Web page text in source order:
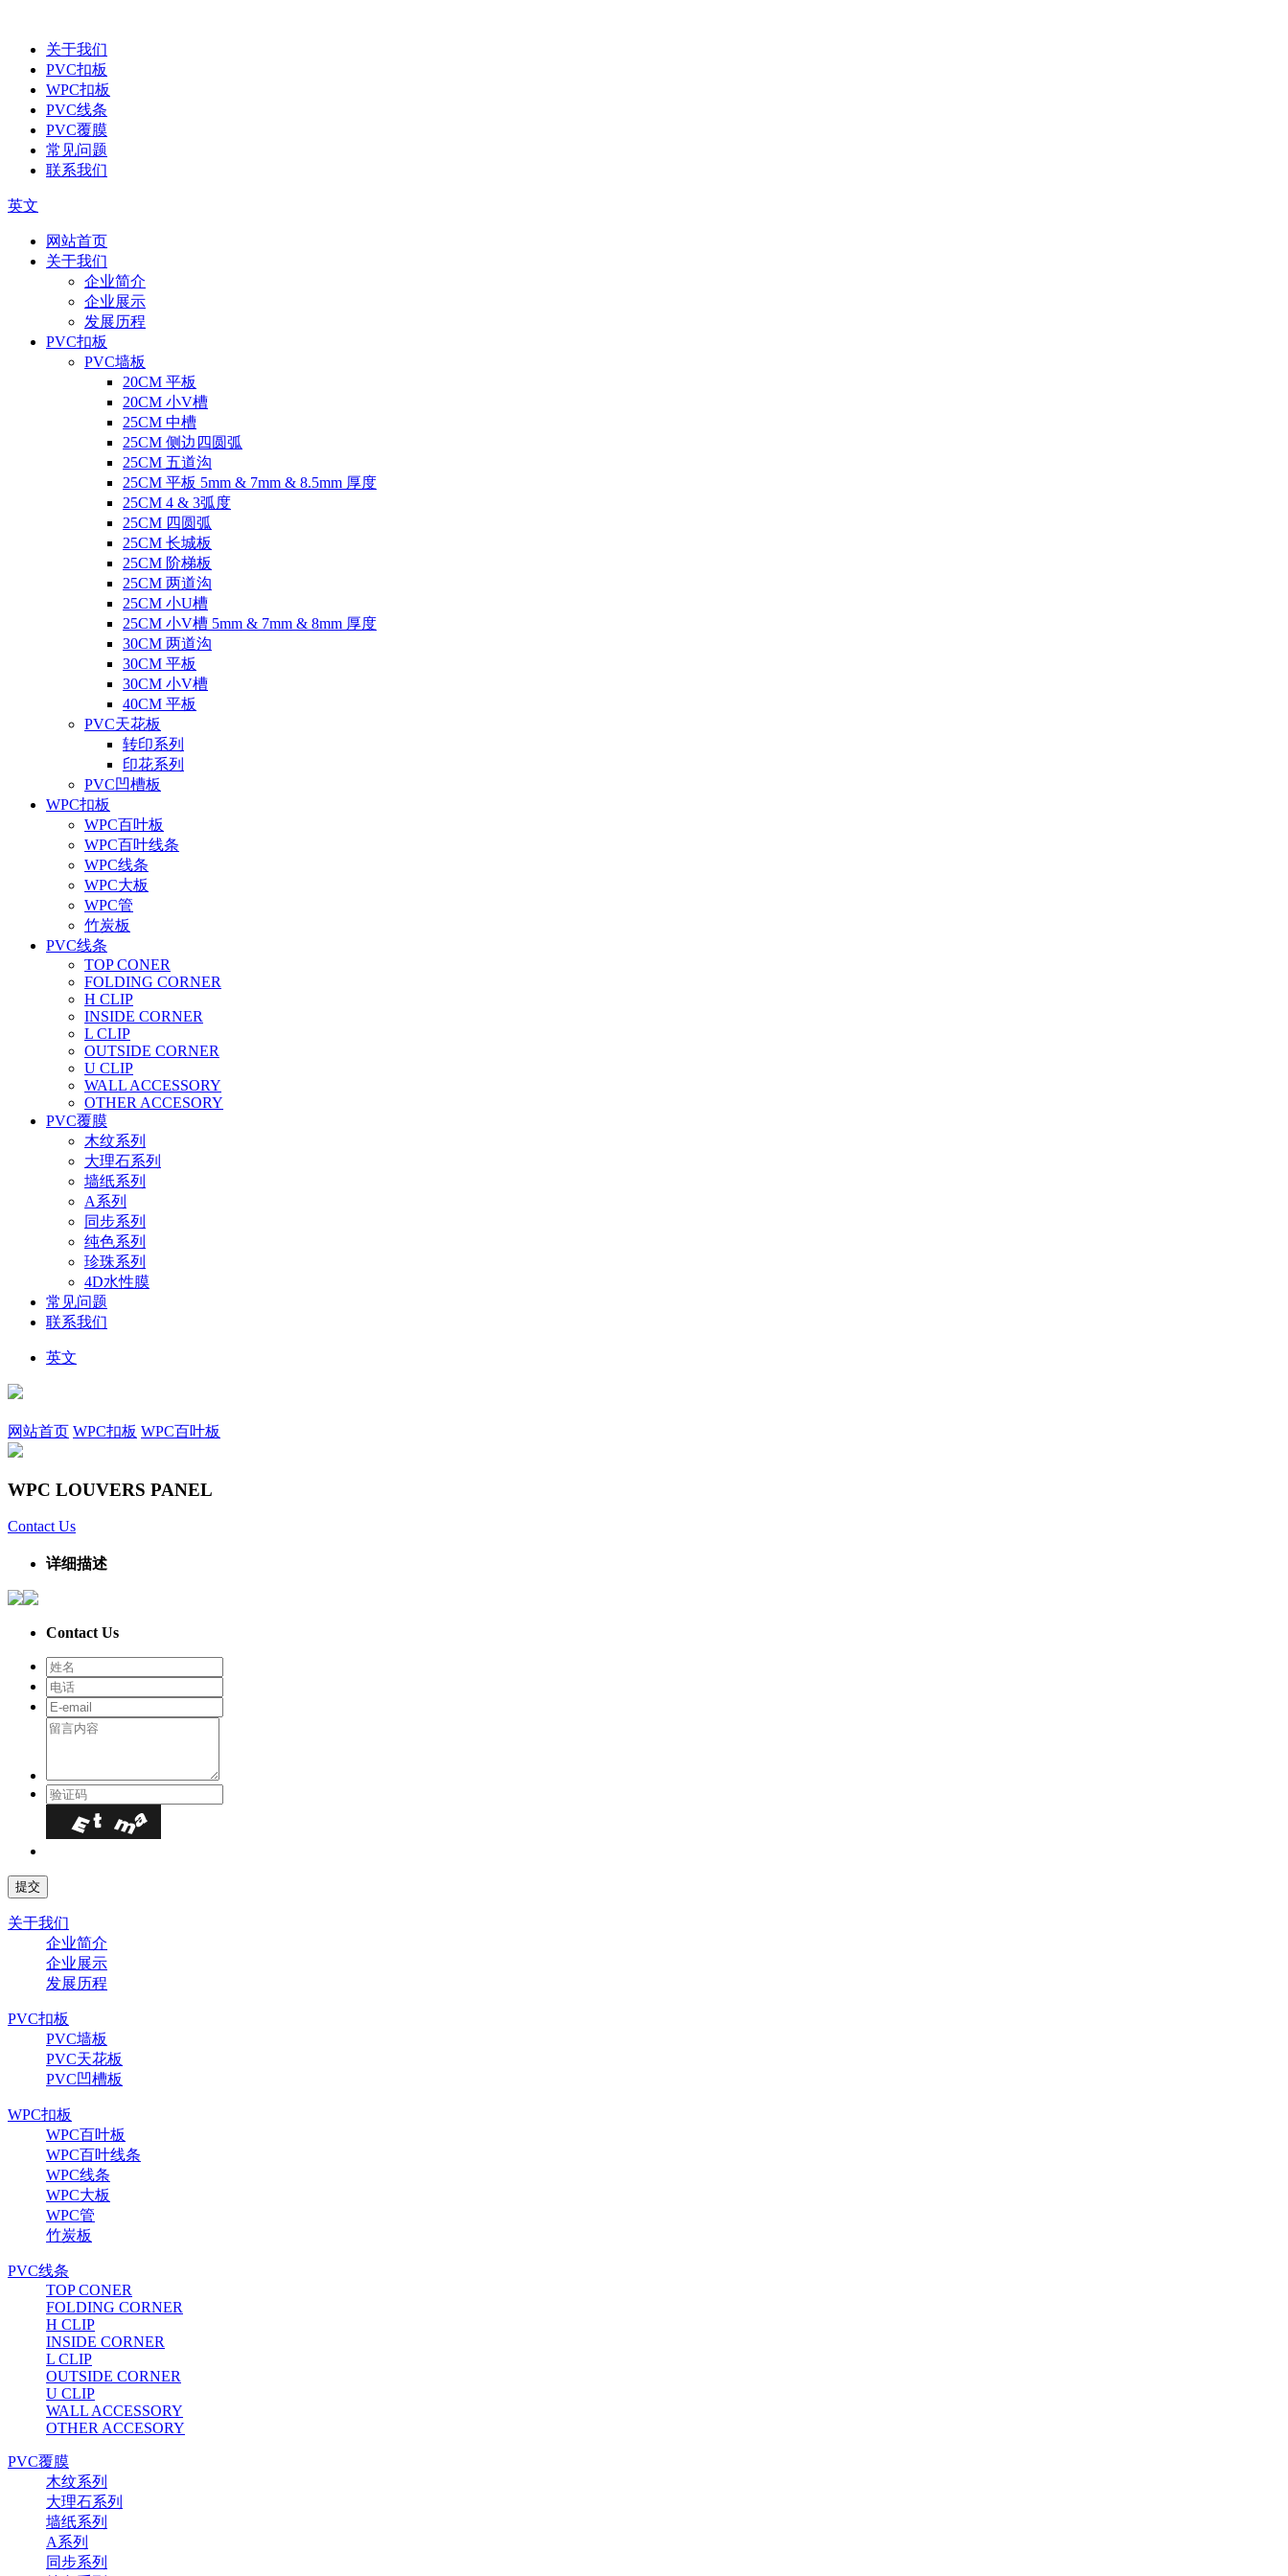
关于我们
PVC扣板
WPC扣板
PVC线条
PVC覆膜
常见问题
联系我们
英文
网站首页
关于我们
企业简介
企业展示
发展历程
PVC扣板
PVC墙板
20CM 平板
20CM 小V槽
25CM 中槽
25CM 侧边四圆弧
25CM 五道沟
25CM 平板 5mm & 7mm & 8.5mm 厚度
25CM 4 & 3弧度
25CM 四圆弧
25CM 长城板
25CM 阶梯板
25CM 两道沟
25CM 小U槽
25CM 小V槽 5mm & 7mm & 8mm 厚度
30CM 两道沟
30CM 平板
30CM 小V槽
40CM 平板
PVC天花板
转印系列
印花系列
PVC凹槽板
WPC扣板
WPC百叶板
WPC百叶线条
WPC线条
WPC大板
WPC管
竹炭板
PVC线条
TOP CONER
FOLDING CORNER
H CLIP
INSIDE CORNER
L CLIP
OUTSIDE CORNER
U CLIP
WALL ACCESSORY
OTHER ACCESORY
PVC覆膜
木纹系列
大理石系列
墙纸系列
A系列
同步系列
纯色系列
珍珠系列
4D水性膜
常见问题
联系我们
英文
网站首页 WPC扣板 WPC百叶板
WPC LOUVERS PANEL
Contact Us
详细描述
Contact Us
关于我们
企业简介
企业展示
发展历程
PVC扣板
PVC墙板
PVC天花板
PVC凹槽板
WPC扣板
WPC百叶板
WPC百叶线条
WPC线条
WPC大板
WPC管
竹炭板
PVC线条
TOP CONER
FOLDING CORNER
H CLIP
INSIDE CORNER
L CLIP
OUTSIDE CORNER
U CLIP
WALL ACCESSORY
OTHER ACCESORY
PVC覆膜
木纹系列
大理石系列
墙纸系列
A系列
同步系列